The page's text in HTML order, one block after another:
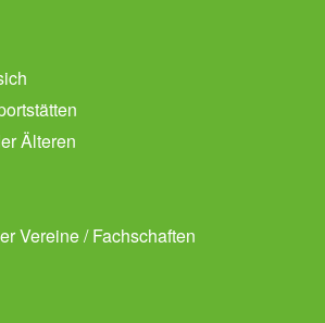
Älteren
Vereine / Fachschaften